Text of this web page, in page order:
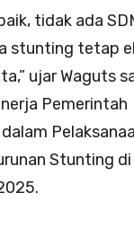
tidak ada
stunting tetap
ujar Waguts
Pemerintah
Stunting